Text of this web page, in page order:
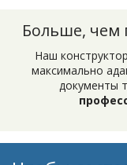
Больше, чем
Наш
максимально
документы